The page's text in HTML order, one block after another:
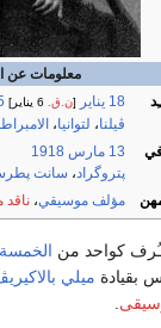
معلومات عن
18 يناير [ن.ق.
ڤيلنا، لتوانيا،
13 مارس
1918
پتروگراد، سانت
مؤلف موسيقي،
كواحد من الخمسة
بقيادة ميلي